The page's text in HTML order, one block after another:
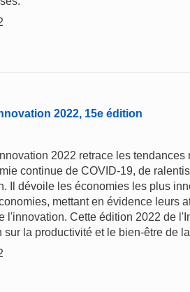
2022, 15e édition
2022 retrace les
continue de COVID-19, de
Il dévoile les économies les plus
mettant en évidence leurs
l'innovation. Cette édition 2022 de
sur la productivité et le bien-être de